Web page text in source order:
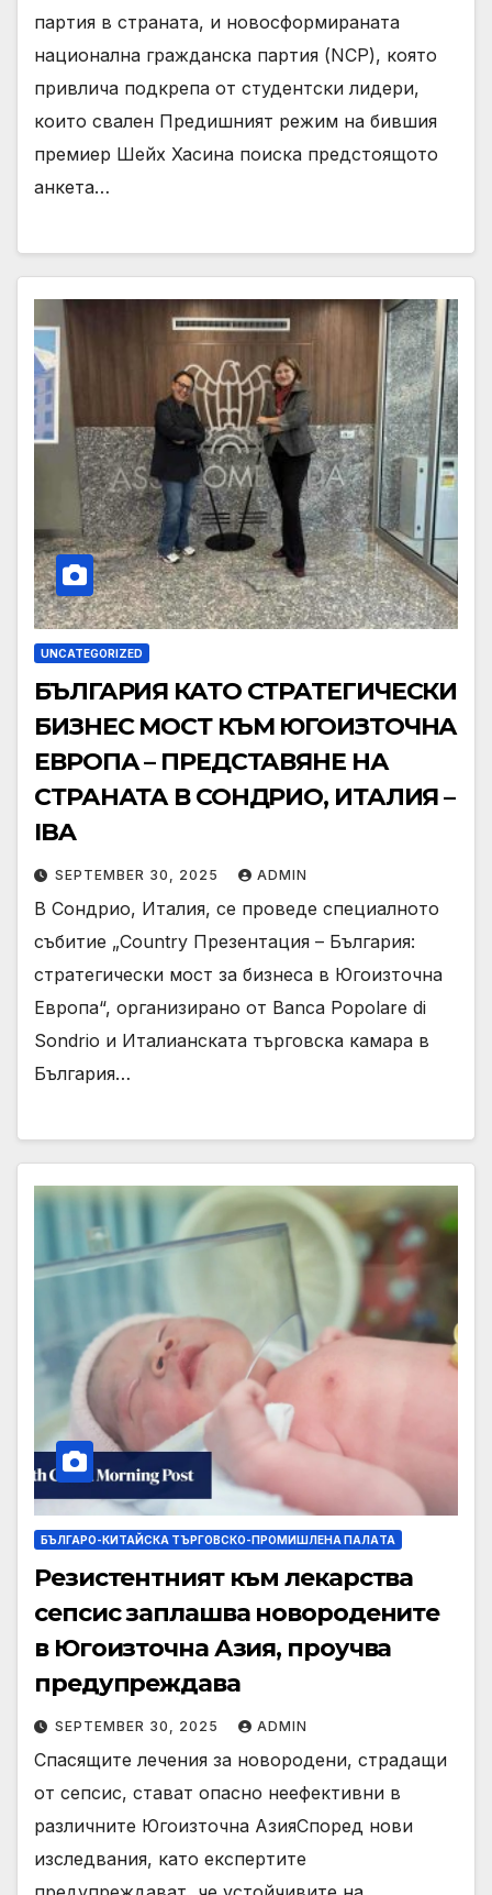
партия в страната, и новосформираната
национална гражданска партия (NCP), която
привлича подкрепа от студентски лидери,
които свален Предишният режим на бившия
премиер Шейх Хасина поиска предстоящото
анкета…
UNCATEGORIZED
БЪЛГАРИЯ КАТО СТРАТЕГИЧЕСКИ
БИЗНЕС МОСТ КЪМ ЮГОИЗТОЧНА
ЕВРОПА – ПРЕДСТАВЯНЕ НА
СТРАНАТА В СОНДРИО, ИТАЛИЯ –
IBA
SEPTEMBER 30, 2025 ADMIN
В Сондрио, Италия, се проведе специалното
събитие „Country Презентация – България:
стратегически мост за бизнеса в Югоизточна
Европа“, организирано от Banca Popolare di
Sondrio и Италианската търговска камара в
България…
БЪЛГАРО-КИТАЙСКА ТЪРГОВСКО-ПРОМИШЛЕНА ПАЛAТА
Резистентният към лекарства
сепсис заплашва новородените
в Югоизточна Азия, проучва
предупреждава
SEPTEMBER 30, 2025 ADMIN
Спасящите лечения за новородени, страдащи
от сепсис, стават опасно неефективни в
различните Югоизточна АзияСпоред нови
изследвания, като експертите